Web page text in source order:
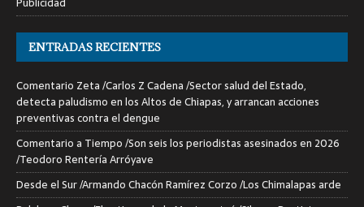
ENTRADAS RECIENTES
Comentario Zeta /Carlos Z Cadena /Sector salud del Estado,
detecta paludismo en los Altos de Chiapas, y arrancan acciones
preventivas contra el dengue
Comentario a Tiempo /Son seis los periodistas asesinados en 2026
/Teodoro Rentería Arróyave
Desde el Sur /Armando Chacón Ramírez Corzo /Los Chimalapas arde